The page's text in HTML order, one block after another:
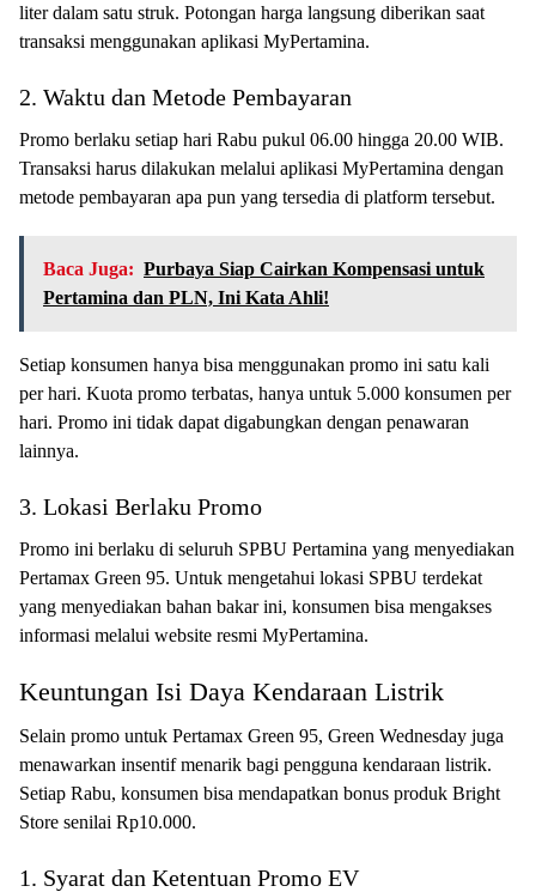
liter dalam satu struk. Potongan harga langsung diberikan saat
transaksi menggunakan aplikasi MyPertamina.
2. Waktu dan Metode Pembayaran
Promo berlaku setiap hari Rabu pukul 06.00 hingga 20.00 WIB.
Transaksi harus dilakukan melalui aplikasi MyPertamina dengan
metode pembayaran apa pun yang tersedia di platform tersebut.
Baca Juga: Purbaya Siap Cairkan Kompensasi untuk
Pertamina dan PLN, Ini Kata Ahli!
Setiap konsumen hanya bisa menggunakan promo ini satu kali
per hari. Kuota promo terbatas, hanya untuk 5.000 konsumen per
hari. Promo ini tidak dapat digabungkan dengan penawaran
lainnya.
3. Lokasi Berlaku Promo
Promo ini berlaku di seluruh SPBU Pertamina yang menyediakan
Pertamax Green 95. Untuk mengetahui lokasi SPBU terdekat
yang menyediakan bahan bakar ini, konsumen bisa mengakses
informasi melalui website resmi MyPertamina.
Keuntungan Isi Daya Kendaraan Listrik
Selain promo untuk Pertamax Green 95, Green Wednesday juga
menawarkan insentif menarik bagi pengguna kendaraan listrik.
Setiap Rabu, konsumen bisa mendapatkan bonus produk Bright
Store senilai Rp10.000.
1. Syarat dan Ketentuan Promo EV